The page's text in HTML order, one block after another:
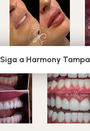
Siga a Harmony Tampa